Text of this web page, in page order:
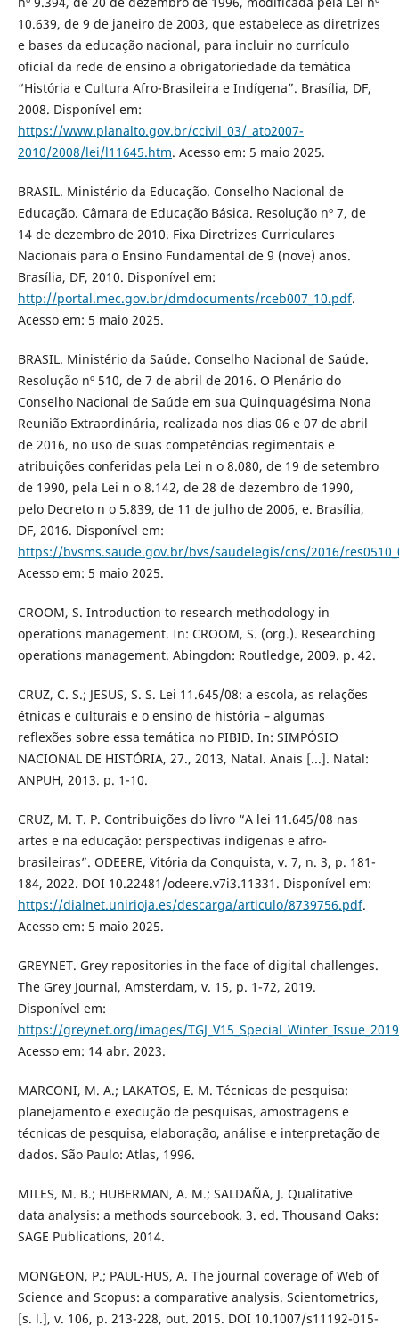
10.639, de 9 de janeiro de 2003, que estabelece as diretrizes
e bases da educação nacional, para incluir no currículo
oficial da rede de ensino a obrigatoriedade da temática
“História e Cultura Afro-Brasileira e Indígena”. Brasília, DF,
2008. Disponível em:
https://www.planalto.gov.br/ccivil_03/_ato2007-
2010/2008/lei/l11645.htm. Acesso em: 5 maio 2025.
BRASIL. Ministério da Educação. Conselho Nacional de
Educação. Câmara de Educação Básica. Resolução nº 7, de
14 de dezembro de 2010. Fixa Diretrizes Curriculares
Nacionais para o Ensino Fundamental de 9 (nove) anos.
Brasília, DF, 2010. Disponível em:
http://portal.mec.gov.br/dmdocuments/rceb007_10.pdf.
Acesso em: 5 maio 2025.
BRASIL. Ministério da Saúde. Conselho Nacional de Saúde.
Resolução nº 510, de 7 de abril de 2016. O Plenário do
Conselho Nacional de Saúde em sua Quinquagésima Nona
Reunião Extraordinária, realizada nos dias 06 e 07 de abril
de 2016, no uso de suas competências regimentais e
atribuições conferidas pela Lei n o 8.080, de 19 de setembro
de 1990, pela Lei n o 8.142, de 28 de dezembro de 1990,
pelo Decreto n o 5.839, de 11 de julho de 2006, e. Brasília,
DF, 2016. Disponível em:
https://bvsms.saude.gov.br/bvs/saudelegis/cns/2016/
Acesso em: 5 maio 2025.
CROOM, S. Introduction to research methodology in
operations management. In: CROOM, S. (org.). Researching
operations management. Abingdon: Routledge, 2009. p. 42.
CRUZ, C. S.; JESUS, S. S. Lei 11.645/08: a escola, as relações
étnicas e culturais e o ensino de história – algumas
reflexões sobre essa temática no PIBID. In: SIMPÓSIO
NACIONAL DE HISTÓRIA, 27., 2013, Natal. Anais [...]. Natal:
ANPUH, 2013. p. 1-10.
CRUZ, M. T. P. Contribuições do livro “A lei 11.645/08 nas
artes e na educação: perspectivas indígenas e afro-
brasileiras”. ODEERE, Vitória da Conquista, v. 7, n. 3, p. 181-
184, 2022. DOI 10.22481/odeere.v7i3.11331. Disponível em:
https://dialnet.unirioja.es/descarga/articulo/8739756.pdf.
Acesso em: 5 maio 2025.
GREYNET. Grey repositories in the face of digital challenges.
The Grey Journal, Amsterdam, v. 15, p. 1-72, 2019.
Disponível em:
https://greynet.org/images/
Acesso em: 14 abr. 2023.
MARCONI, M. A.; LAKATOS, E. M. Técnicas de pesquisa:
planejamento e execução de pesquisas, amostragens e
técnicas de pesquisa, elaboração, análise e interpretação de
dados. São Paulo: Atlas, 1996.
MILES, M. B.; HUBERMAN, A. M.; SALDAÑA, J. Qualitative
data analysis: a methods sourcebook. 3. ed. Thousand Oaks:
SAGE Publications, 2014.
MONGEON, P.; PAUL-HUS, A. The journal coverage of Web of
Science and Scopus: a comparative analysis. Scientometrics,
[s. l.], v. 106, p. 213-228, out. 2015. DOI 10.1007/s11192-015-